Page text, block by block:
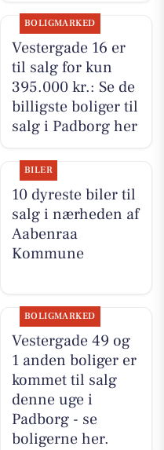
BOLIGMARKED
Vestergade 16 er
til salg for kun
395.000 kr.: Se de
billigste boliger til
salg i Padborg her
BILER
10 dyreste biler til
salg i nærheden af
Aabenraa
Kommune
BOLIGMARKED
Vestergade 49 og
1 anden boliger er
kommet til salg
denne uge i
Padborg - se
boligerne her.